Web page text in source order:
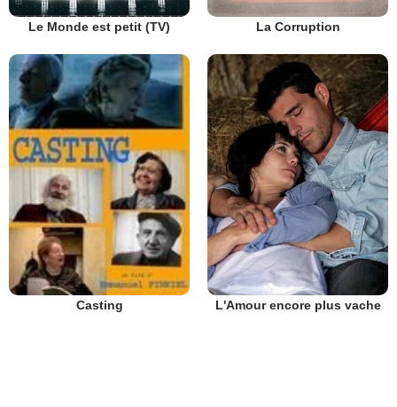
Le Monde est petit (TV) La Corruption
Casting L'Amour encore plus vache